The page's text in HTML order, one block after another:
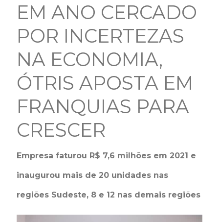
EM ANO CERCADO
POR INCERTEZAS
NA ECONOMIA,
ÓTRIS APOSTA EM
FRANQUIAS PARA
CRESCER
Empresa faturou R$ 7,6 milhões em 2021 e
inaugurou mais de 20 unidades nas
regiões Sudeste, 8 e 12 nas demais regiões